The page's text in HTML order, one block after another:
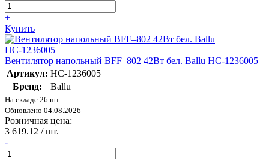
+
Купить
Вентилятор напольный BFF–802 42Вт бел. Ballu НС-1236005
Артикул: НС-1236005
Бренд:
Ballu
На складе 26 шт.
Обновлено 04.08.2026
Розничная цена:
3 619.12 / шт.
-